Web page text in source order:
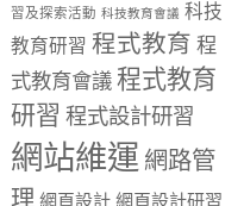
習及探索活動 科技教育會議 科技
教育研習 程式教育 程
式教育會議 程式教育
研習 程式設計研習
網站維運 網路管
理 網頁設計 網頁設計研習